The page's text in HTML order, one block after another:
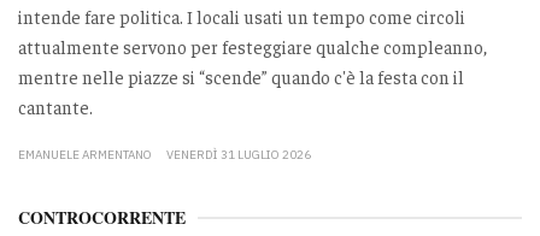
intende fare politica. I locali usati un tempo come circoli
attualmente servono per festeggiare qualche compleanno,
mentre nelle piazze si “scende” quando c'è la festa con il
cantante.
EMANUELE ARMENTANO VENERDÌ 31 LUGLIO 2026
CONTROCORRENTE